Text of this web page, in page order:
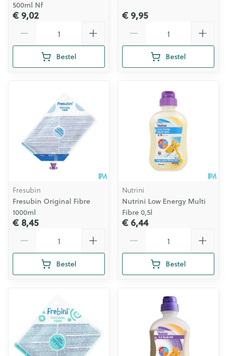
500ml Nf
€ 9,02
Bestel
€ 9,95
Bestel
Fresubin
Fresubin Original Fibre
1000ml
€ 8,45
Bestel
Nutrini
Nutrini Low Energy Multi
Fibre 0,5l
€ 6,44
Bestel